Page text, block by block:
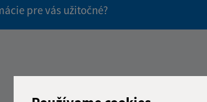
pre vás užitočné?
E-mailová adresa (povinné)